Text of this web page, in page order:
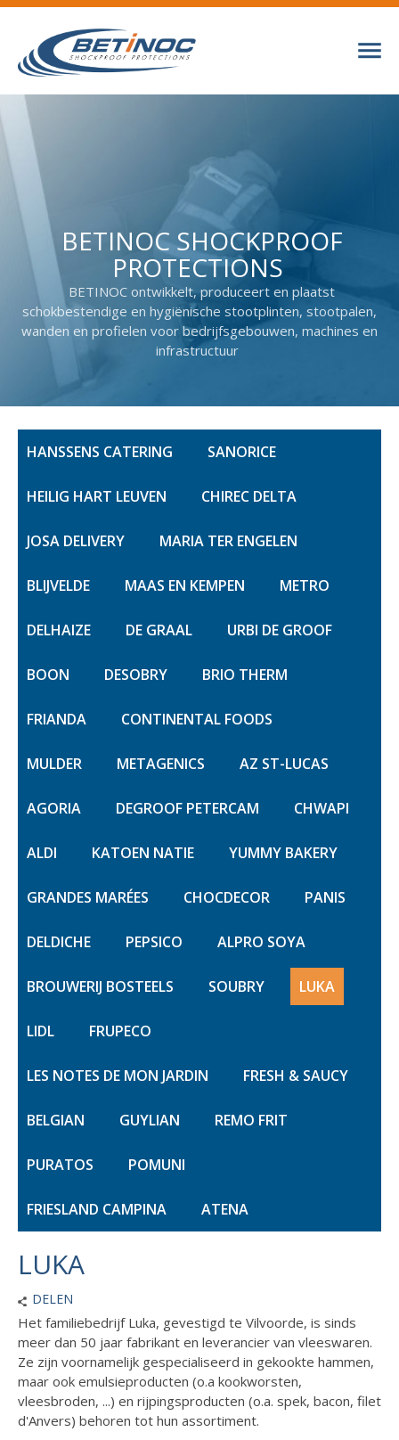
BETINOC SHOCKPROOF
PROTECTIONS
BETINOC ontwikkelt, produceert en plaatst
schokbestendige en hygiënische stootplinten, stootpalen,
wanden en profielen voor bedrijfsgebouwen, machines en
infrastructuur
BETINOC SHOCKPROOF
PROTECTIONS
BETINOC ontwikkelt, produceert en plaatst
schokbestendige en hygiënische stootplinten, stootpalen,
wanden en profielen voor bedrijfsgebouwen, machines en
infrastructuur
HANSSENS CATERING SANORICE
HEILIG HART LEUVEN CHIREC DELTA
JOSA DELIVERY MARIA TER ENGELEN
BLIJVELDE MAAS EN KEMPEN METRO
DELHAIZE DE GRAAL URBI DE GROOF
BOON DESOBRY BRIO THERM
FRIANDA CONTINENTAL FOODS
MULDER METAGENICS AZ ST-LUCAS
AGORIA DEGROOF PETERCAM CHWAPI
ALDI KATOEN NATIE YUMMY BAKERY
GRANDES MARÉES CHOCDECOR PANIS
DELDICHE PEPSICO ALPRO SOYA
BROUWERIJ BOSTEELS SOUBRY LUKA
LIDL FRUPECO
LES NOTES DE MON JARDIN FRESH & SAUCY
BELGIAN GUYLIAN REMO FRIT
PURATOS POMUNI
FRIESLAND CAMPINA ATENA
LUKA
DELEN
Het familiebedrijf Luka, gevestigd te Vilvoorde, is sinds
meer dan 50 jaar fabrikant en leverancier van vleeswaren.
Ze zijn voornamelijk gespecialiseerd in gekookte hammen,
maar ook emulsieproducten (o.a kookworsten,
vleesbroden, ...) en rijpingsproducten (o.a. spek, bacon, filet
d'Anvers) behoren tot hun assortiment.